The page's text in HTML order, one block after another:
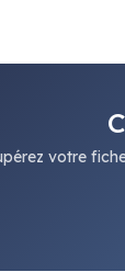
votre